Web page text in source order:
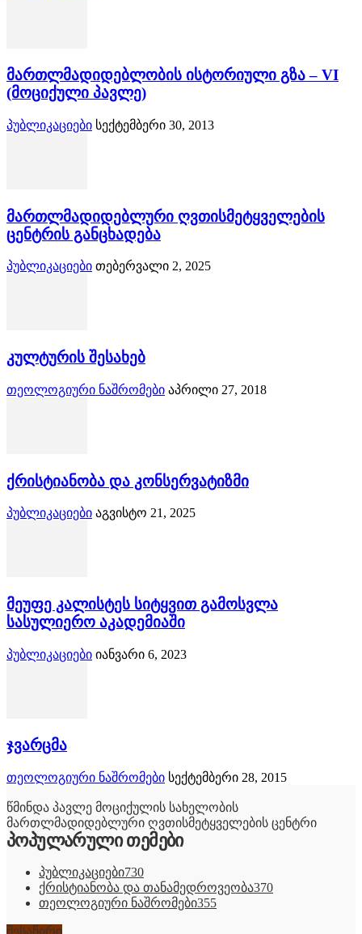
მართლმადიდებლობის ისტორიული გზა – VI
(მოციქული პავლე)
პუბლიკაციები სექტემბერი 30, 2013
მართლმადიდებლური ღვთისმეტყველების
ცენტრის განცხადება
პუბლიკაციები თებერვალი 2, 2025
კულტურის შესახებ
თეოლოგიური ნაშრომები აპრილი 27, 2018
ქრისტიანობა და კონსერვატიზმი
პუბლიკაციები აგვისტო 21, 2025
მეუფე კალისტეს სიტყვით გამოსვლა
სასულიერო აკადემიაში
პუბლიკაციები იანვარი 6, 2023
ჯვარცმა
თეოლოგიური ნაშრომები სექტემბერი 28, 2015
წმინდა პავლე მოციქულის სახელობის
მართლმადიდებლური ღვთისმეტყველების ცენტრი
პოპულარული თემები
პუბლიკაციები730
ქრისტიანობა და თანამედროვეობა370
თეოლოგიური ნაშრომები355